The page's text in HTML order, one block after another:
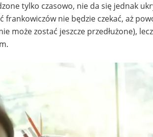
tylko czasowo, nie da się jednak
frankowiczów nie będzie czekać, aż
może zostać jeszcze przedłużone),